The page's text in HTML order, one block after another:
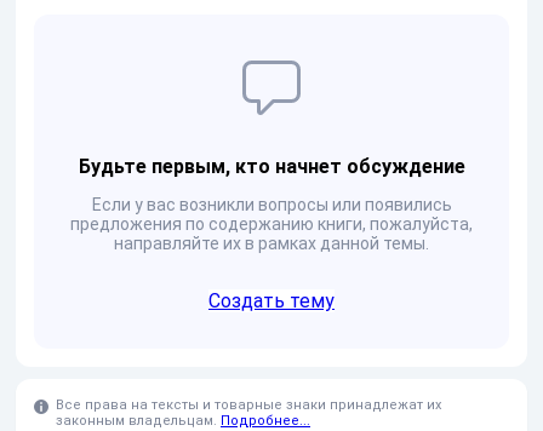
Будьте первым, кто начнет обсуждение
Если у вас возникли вопросы или появились
предложения по содержанию книги, пожалуйста,
направляйте их в рамках данной темы.
Создать тему
Все права на тексты и товарные знаки принадлежат их
законным владельцам. Подробнее...